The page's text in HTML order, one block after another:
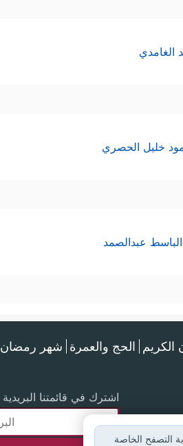
الغامدي
خليل الحصري
عبدالصمد
الكريم الحج والعمرة شهر رمضان
اشترك في قائمتنا البريدية
التصفح الخاصة